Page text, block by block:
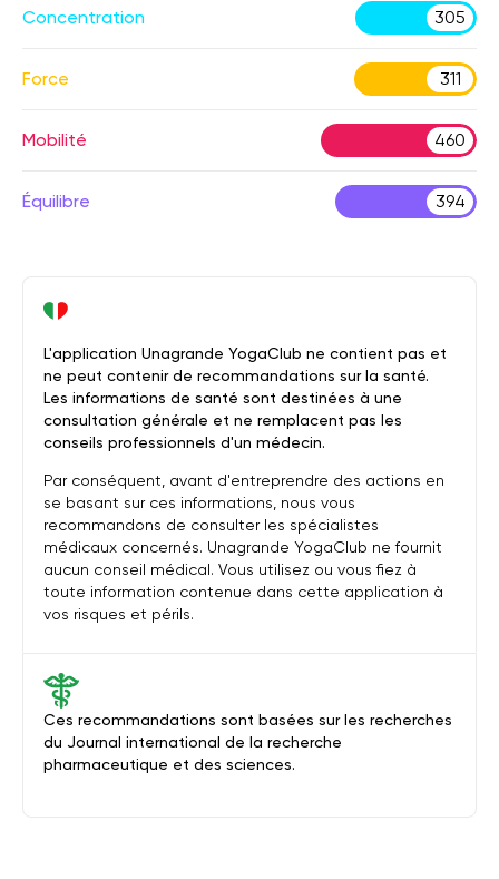
Concentration 305
Force 311
Mobilité 460
Équilibre 394
Ces recommandations sont basées sur les recherches
du Journal international de la recherche
pharmaceutique et des sciences.
L'application Unagrande YogaClub ne contient pas et
ne peut contenir de recommandations sur la santé.
Les informations de santé sont destinées à une
consultation générale et ne remplacent pas les
conseils professionnels d'un médecin.
Par conséquent, avant d'entreprendre des actions en
se basant sur ces informations, nous vous
recommandons de consulter les spécialistes
médicaux concernés. Unagrande YogaClub ne fournit
aucun conseil médical. Vous utilisez ou vous fiez à
toute information contenue dans cette application à
vos risques et périls.